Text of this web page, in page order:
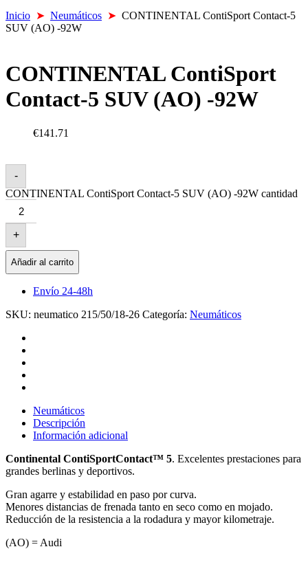
Inicio ➤ Neumáticos ➤ CONTINENTAL ContiSport Contact-5
SUV (AO) -92W
CONTINENTAL ContiSport
Contact-5 SUV (AO) -92W
€141.71
-
CONTINENTAL ContiSport Contact-5 SUV (AO) -92W cantidad
+
Añadir al carrito
Envío 24-48h
SKU: neumatico 215/50/18-26 Categoría: Neumáticos
Neumáticos
Descripción
Información adicional
Continental ContiSportContact™ 5. Excelentes prestaciones para
grandes berlinas y deportivos.
Gran agarre y estabilidad en paso por curva.
Menores distancias de frenada tanto en seco como en mojado.
Reducción de la resistencia a la rodadura y mayor kilometraje.
(AO) = Audi